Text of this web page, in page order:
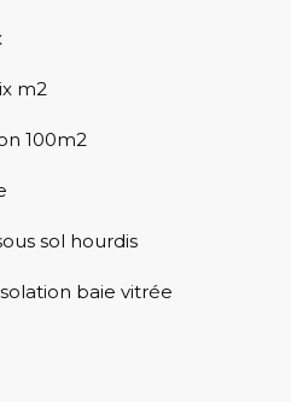
m2
100m2
sol hourdis
baie vitrée